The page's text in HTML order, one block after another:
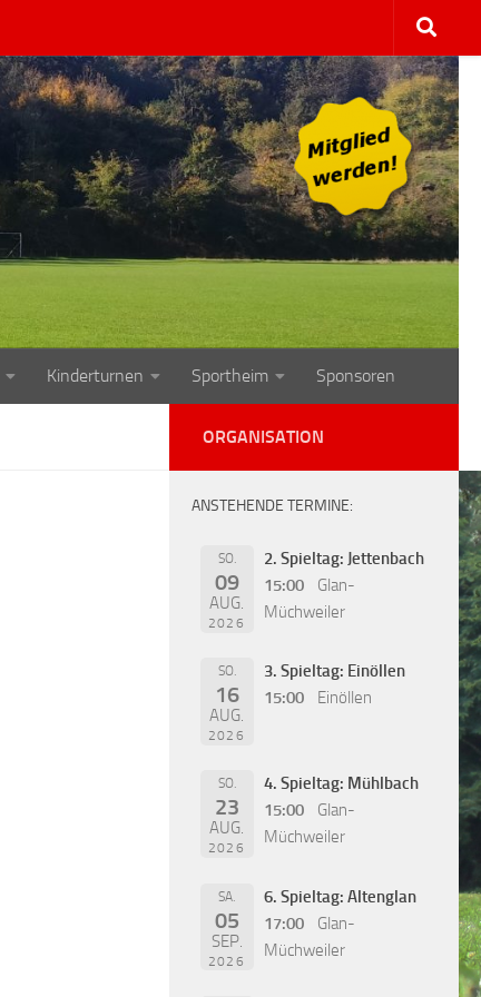
Kinderturnen Sportheim Sponsoren
ORGANISATION
ANSTEHENDE TERMINE:
SO.
09
AUG.
2026
2. Spieltag: Jettenbach
15:00
Glan-
Müchweiler
SO.
16
AUG.
2026
3. Spieltag: Einöllen
15:00
Einöllen
SO.
23
AUG.
2026
4. Spieltag: Mühlbach
15:00
Glan-
Müchweiler
SA.
05
SEP.
2026
6. Spieltag: Altenglan
17:00
Glan-
Müchweiler